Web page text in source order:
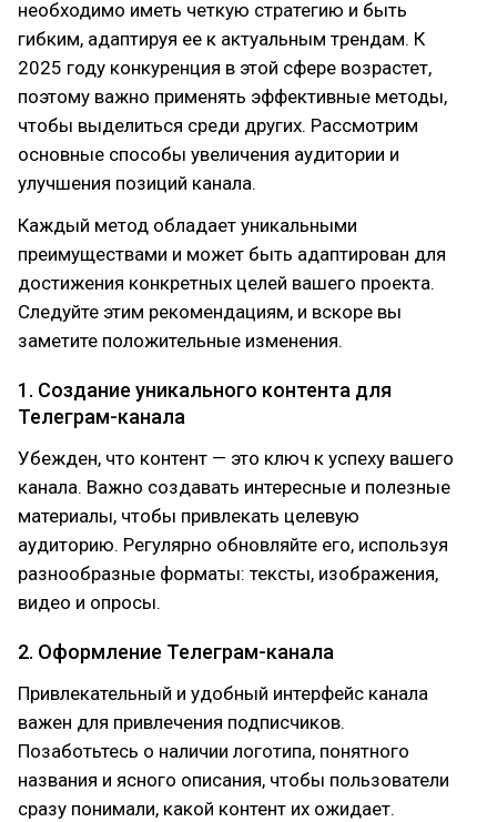
необходимо иметь четкую стратегию и быть
гибким, адаптируя ее к актуальным трендам. К
2025 году конкуренция в этой сфере возрастет,
поэтому важно применять эффективные методы,
чтобы выделиться среди других. Рассмотрим
основные способы увеличения аудитории и
улучшения позиций канала.
Каждый метод обладает уникальными
преимуществами и может быть адаптирован для
достижения конкретных целей вашего проекта.
Следуйте этим рекомендациям, и вскоре вы
заметите положительные изменения.
1. Создание уникального контента для
Телеграм-канала
Убежден, что контент — это ключ к успеху вашего
канала. Важно создавать интересные и полезные
материалы, чтобы привлекать целевую
аудиторию. Регулярно обновляйте его, используя
разнообразные форматы: тексты, изображения,
видео и опросы.
2. Оформление Телеграм-канала
Привлекательный и удобный интерфейс канала
важен для привлечения подписчиков.
Позаботьтесь о наличии логотипа, понятного
названия и ясного описания, чтобы пользователи
сразу понимали, какой контент их ожидает.